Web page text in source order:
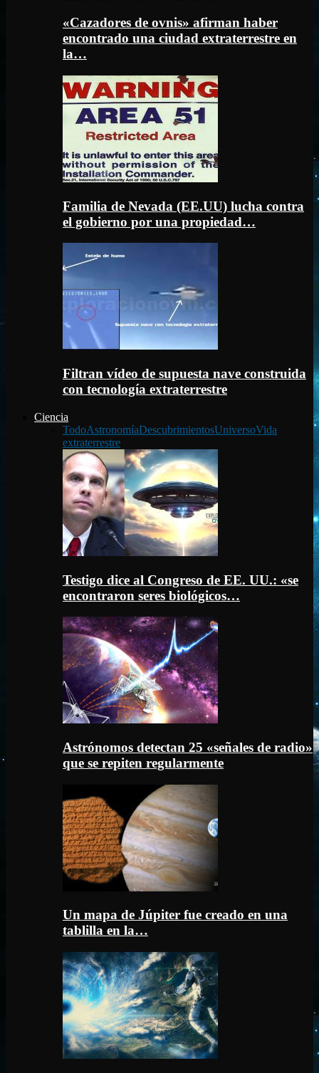
«Cazadores de ovnis» afirman haber
encontrado una ciudad extraterrestre en
la…
Familia de Nevada (EE.UU) lucha contra
el gobierno por una propiedad…
Filtran vídeo de supuesta nave construida
con tecnología extraterrestre
Ciencia
TodoAstronomíaDescubrimientosUniversoVida
extraterrestre
Testigo dice al Congreso de EE. UU.: «se
encontraron seres biológicos…
Astrónomos detectan 25 «señales de radio»
que se repiten regularmente
Un mapa de Júpiter fue creado en una
tablilla en la…